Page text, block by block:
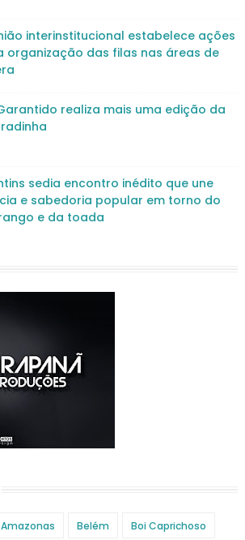
interinstitucional estabelece ações
organização das filas nas áreas de
realiza mais uma edição da
sedia encontro inédito que une
e sabedoria popular em torno do
e da toada
Amazonas Belém Boi Caprichoso